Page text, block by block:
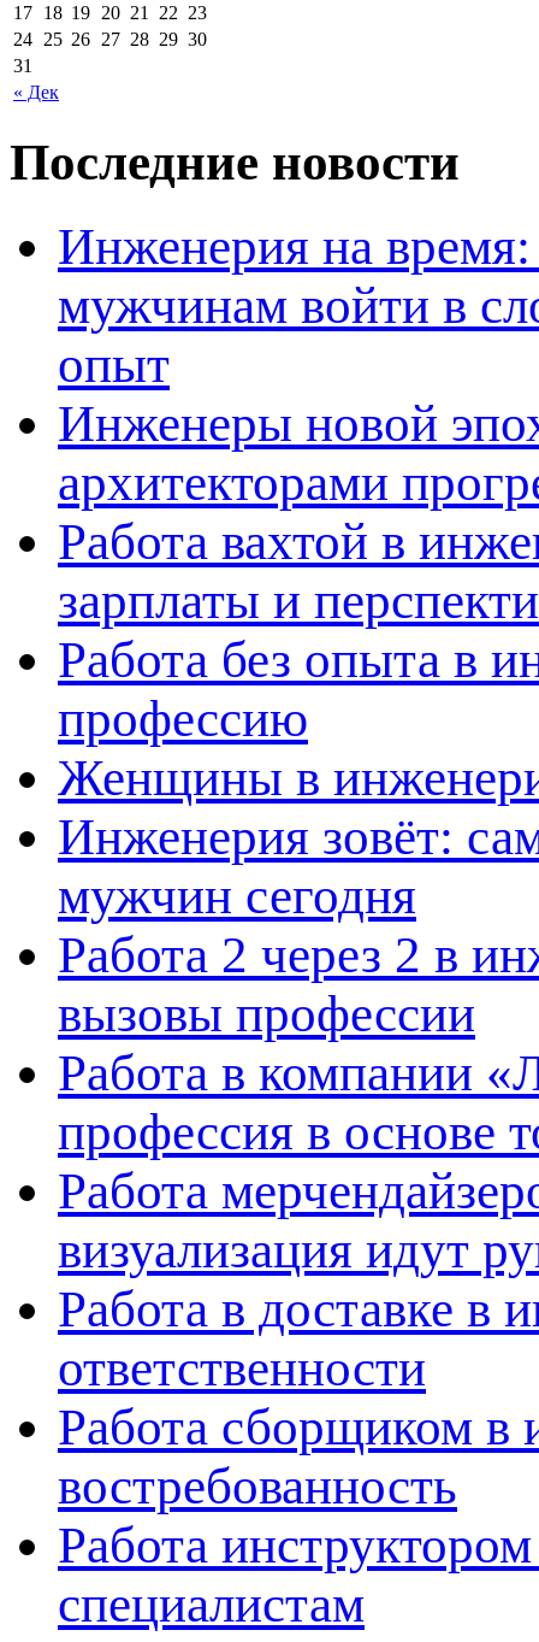
« Дек
17 18 19 20 21 22 23
24 25 26 27 28 29 30
31
Последние новости
Инженерия на время:
мужчинам войти в
опыт
Инженеры новой
архитекторами
Работа вахтой в
зарплаты и
Работа без опыта в
профессию
Женщины в
Инженерия зовёт:
мужчин сегодня
Работа 2 через 2 в
вызовы профессии
Работа в компании
профессия в основе
Работа
визуализация идут
Работа в доставке в
ответственности
Работа сборщиком в
востребованность
Работа
специалистам